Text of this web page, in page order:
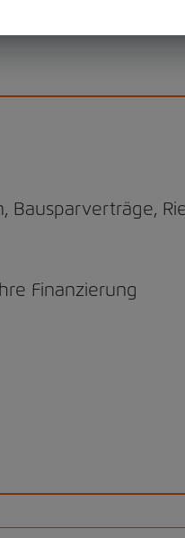
für unsere
Bausparverträge,
Finanzierung